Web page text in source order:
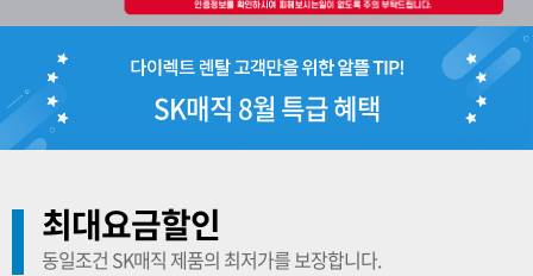
SK매직 8월 특급 혜택
최대요금할인
동일조건 SK매직 제품의 최저가를 보장합니다.